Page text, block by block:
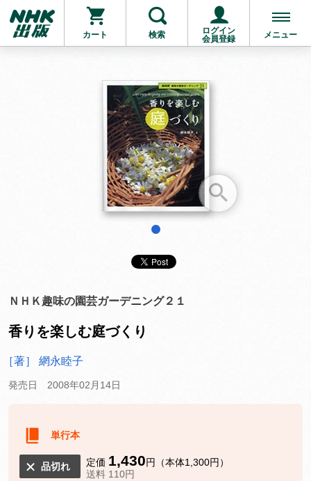
カート 検索
ログイン
会員登録
メニュー
お支払いに進む
他にも商品を買う
ＮＨＫ趣味の園芸ガーデニング２１
香りを楽しむ庭づくり
［著］ 網永睦子
発売日 2008年02月14日
単行本
品切れ 定価 1,430円（本体1,300円）
送料 110円